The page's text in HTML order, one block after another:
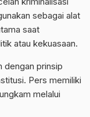
sebagai alat
saat
atau kekuasaan.
dengan prinsip
Pers memiliki
melalui